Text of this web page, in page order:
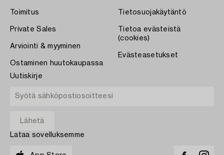
Toimitus
Private Sales
Arviointi & myyminen
Ostaminen huutokaupassa
Tietosuojakäytäntö
Tietoa evästeistä
(cookies)
Evästeasetukset
Uutiskirje
Lataa sovelluksemme